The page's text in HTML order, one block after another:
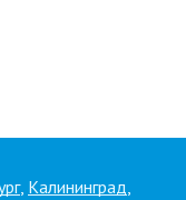
, Калининград,